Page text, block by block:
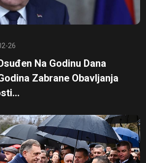
26
Na Godinu Dana
Zabrane Obavljanja